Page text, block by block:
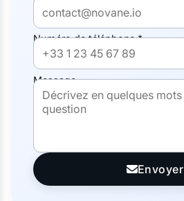
Numéro de téléphone *
Message
Envoyer